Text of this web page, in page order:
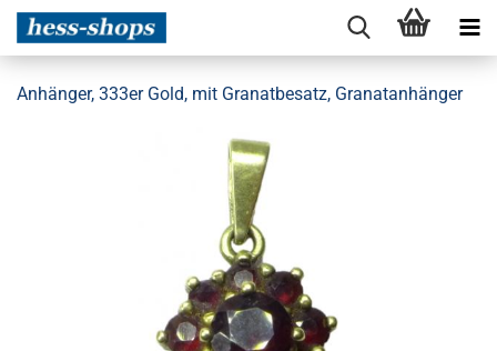
Anhänger, 333er Gold, mit Granatbesatz, Granatanhänger